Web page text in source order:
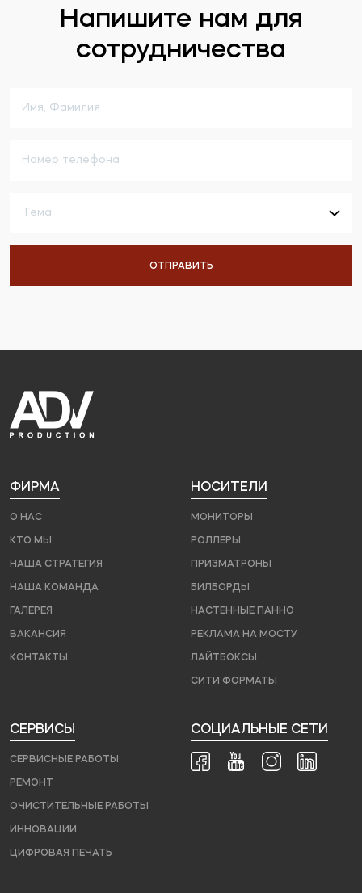
Напишите нам для
сотрудничества
ФИРМА
О НАС
КТО МЫ
НАША СТРАТЕГИЯ
НАША КОМАНДА
ГАЛЕРЕЯ
ВАКАНСИЯ
КОНТАКТЫ
НОСИТЕЛИ
МОНИТОРЫ
РОЛЛЕРЫ
ПРИЗМАТРОНЫ
БИЛБОРДЫ
НАСТЕННЫЕ ПАННО
РЕКЛАМА НА МОСТУ
ЛАЙТБОКСЫ
СИТИ ФОРМАТЫ
СЕРВИСЫ
СЕРВИСНЫЕ РАБОТЫ
РЕМОНТ
ОЧИСТИТЕЛЬНЫЕ РАБОТЫ
ИННОВАЦИИ
ЦИФРОВАЯ ПЕЧАТЬ
СОЦИАЛЬНЫЕ СЕТИ